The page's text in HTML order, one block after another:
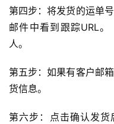
首
页
全
球
店
第四步：将发货的运单
邮件中看到跟踪URL
人。
第五步：如果有客户邮
货信息。
第六步：点击确认发